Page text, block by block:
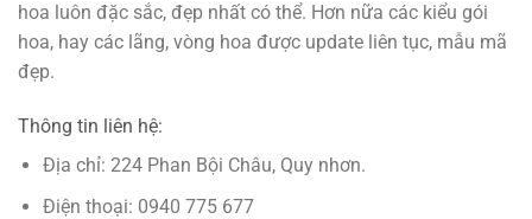
hoa luôn đặc sắc, đẹp nhất có thể. Hơn nữa các kiểu gói
hoa, hay các lãng, vòng hoa được update liên tục, mẫu mã
đẹp.
Thông tin liên hệ:
Địa chỉ: 224 Phan Bội Châu, Quy nhơn.
Điện thoại: 0940 775 677